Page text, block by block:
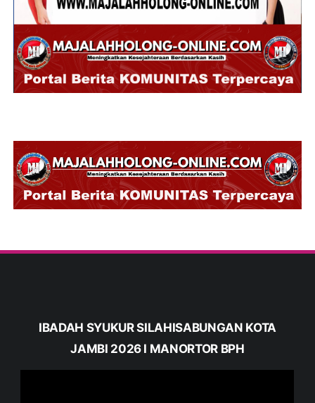
IBADAH SYUKUR SILAHISABUNGAN KOTA
JAMBI 2026 I MANORTOR BPH